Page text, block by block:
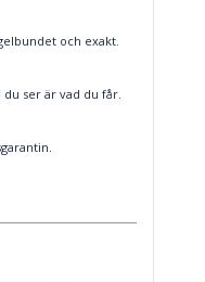
och exakt.
ser är vad du får.